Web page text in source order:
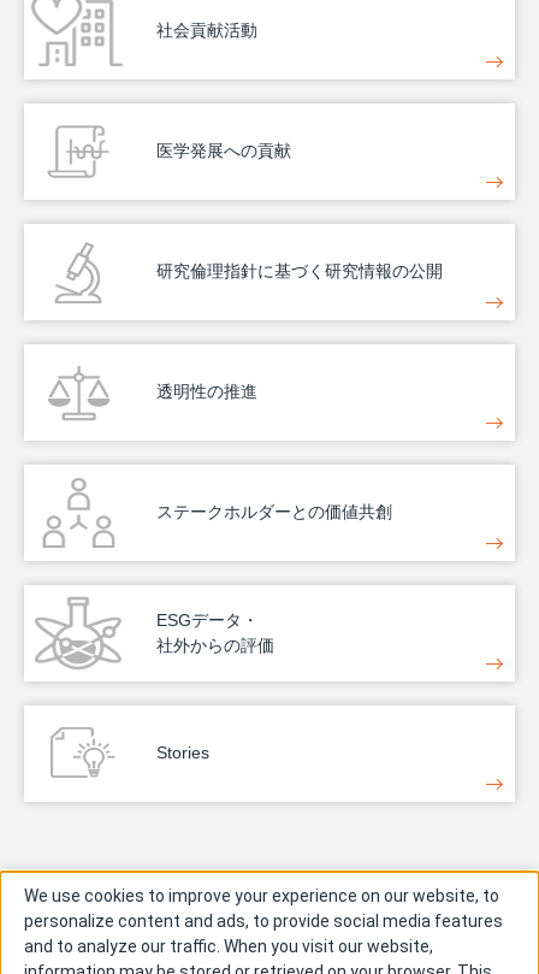
社会貢献活動
医学発展への貢献
研究倫理指針に基づく研究情報の公開
透明性の推進
ステークホルダーとの価値共創
ESGデータ・
社外からの評価
Stories
お問い合わせ
We use cookies to improve your experience on our website, to
personalize content and ads, to provide social media features
and to analyze our traffic. When you visit our website,